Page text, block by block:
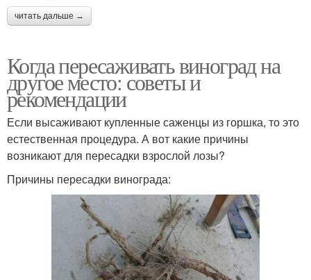
читать дальше →
Когда пересаживать виноград на
другое место: советы и
рекомендации
Если высаживают купленные саженцы из горшка, то это
естественная процедура. А вот какие причины
возникают для пересадки взрослой лозы?
Причины пересадки винограда: